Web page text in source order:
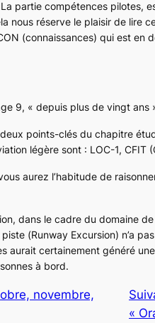
partie compétences pilotes,
nous réserve le plaisir de lire
(connaissances) qui est en
9, « depuis plus de vingt ans
points-clés du chapitre
légère sont : LOC-1, CFIT
aurez l’habitude de
dans le cadre du domaine
piste (Runway Excursion) n’a
aurait certainement généré
à bord.
novembre,
«